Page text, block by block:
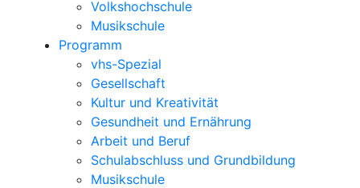
Volkshochschule
Musikschule
Programm
vhs-Spezial
Gesellschaft
Kultur und Kreativität
Gesundheit und Ernährung
Arbeit und Beruf
Schulabschluss und Grundbildung
Musikschule